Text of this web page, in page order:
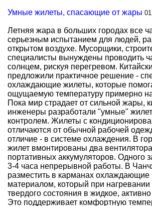
Умные жилеты, спасающие от жары
Летняя жара в больших городах все
серьезным испытанием для людей,
открытом воздухе. Мусорщики,
специалисты вынуждены проводить
солнцем, рискуя перегревом.
предложили практичное решение -
охлаждающие жилеты, которые
ощущаемую температуру примерно
Пока мир страдает от сильной жары,
инженеры разработали "умные"
контролем. Жилеты с
отличаются от обычной рабочей
отличие - в системе охлаждения. В
жилет вмонтированы два
портативных аккумуляторов. Одного
3-4 часа непрерывной работы. В
разместить в карманах
материалом, который при нагревании
твердого состояния в жидкое,
Это поддерживает комфортную